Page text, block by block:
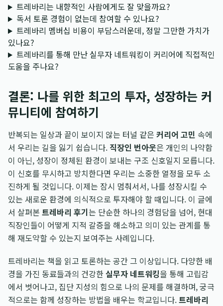
트레바리는 내향적인 사람에게도 잘 맞을까요?
독서 토론 경험이 없는데 참여할 수 있나요?
트레바리 멤버십 비용이 부담스러운데, 정말 그만한 가치가
있나요?
트레바리를 통해 만난 실무자 네트워킹이 커리어에 직접적인
도움을 주나요?
결론: 나를 위한 최고의 투자, 성장하는 커
뮤니티에 참여하기
반복되는 일상과 끝이 보이지 않는 터널 같은 커리어 고민 속에
서 우리는 길을 잃기 쉽습니다. 직장인 번아웃은 개인의 나약함
이 아닌, 성장이 정체된 환경이 보내는 구조 신호일지 모릅니다.
이 신호를 무시하고 방치한다면 우리는 소중한 열정을 모두 소
진하게 될 것입니다. 이제는 잠시 멈춰서서, 나를 성장시킬 수
있는 새로운 환경에 의식적으로 투자해야 할 때입니다. 이 글에
서 살펴본 트레바리 후기는 단순한 하나의 경험담을 넘어, 현대
직장인들이 어떻게 지적 갈증을 해소하고 의미 있는 관계를 통
해 재도약할 수 있는지 보여주는 사례입니다.
트레바리는 책을 읽고 토론하는 공간 그 이상입니다. 다양한 배
경을 가진 동료들과의 건강한실무자 네트워킹을 통해 고립감
에서 벗어나고, 집단 지성의 힘으로 나의 문제를 해결하며, 궁극
적으로는 함께 성장하는 방법을 배우는 학교입니다.트레바리